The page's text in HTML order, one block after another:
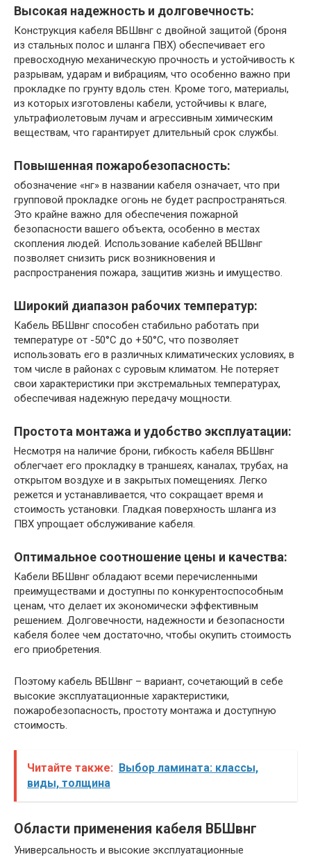
Высокая надежность и долговечность:
Конструкция кабеля ВБШвнг с двойной защитой (броня
из стальных полос и шланга ПВХ) обеспечивает его
превосходную механическую прочность и устойчивость к
разрывам, ударам и вибрациям, что особенно важно при
прокладке по грунту вдоль стен. Кроме того, материалы,
из которых изготовлены кабели, устойчивы к влаге,
ультрафиолетовым лучам и агрессивным химическим
веществам, что гарантирует длительный срок службы.​
Повышенная пожаробезопасность:
обозначение «нг» в названии кабеля означает, что при
групповой прокладке огонь не будет распространяться. ​
Это крайне важно для обеспечения пожарной
безопасности вашего объекта, особенно в местах
скопления людей. ​Использование кабелей ВБШвнг
позволяет снизить риск возникновения и
распространения пожара, защитив жизнь и имущество.​
Широкий диапазон рабочих температур:
Кабель ВБШвнг способен стабильно работать при
температуре от -50°С до +50°С, что позволяет
использовать его в различных климатических условиях, в
том числе в районах с суровым климатом. ​Не потеряет
свои характеристики при экстремальных температурах,
обеспечивая надежную передачу мощности.​
Простота монтажа и удобство эксплуатации:
Несмотря на наличие брони, гибкость кабеля ВБШвнг
облегчает его прокладку в траншеях, каналах, трубах, на
открытом воздухе и в закрытых помещениях. Легко
режется и устанавливается, что сокращает время и
стоимость установки. Гладкая поверхность шланга из
ПВХ упрощает обслуживание кабеля.
Оптимальное соотношение цены и качества:
Кабели ВБШвнг обладают всеми перечисленными
преимуществами и доступны по конкурентоспособным
ценам, что делает их экономически эффективным
решением. ​Долговечности, надежности и безопасности
кабеля более чем достаточно, чтобы окупить стоимость
его приобретения.​
Поэтому кабель ВБШвнг – вариант, сочетающий в себе
высокие эксплуатационные характеристики,
пожаробезопасность, простоту монтажа и доступную
стоимость.
Читайте также: Выбор ламината: классы,
виды, толщина
Области применения кабеля ВБШвнг
Универсальность и высокие эксплуатационные